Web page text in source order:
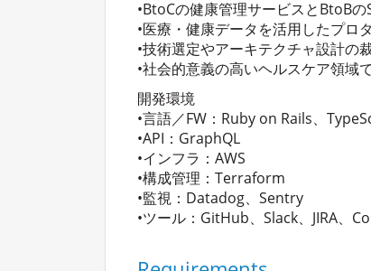
•BtoCの健康管理サービスとBtoB
•医療・健康データを活用したプロ
•技術選定やアーキテクチャ設計の
•社会的意義の高いヘルスケア領域
開発環境
•言語／FW：Ruby on Rails、
•API：GraphQL
•インフラ：AWS
•構成管理：Terraform
•監視：Datadog、Sentry
•ツール：GitHub、Slack、JIRA、